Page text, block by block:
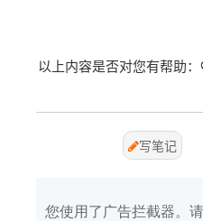
以上内容是否对您有帮助：
写笔记
您使用了广告拦截器。